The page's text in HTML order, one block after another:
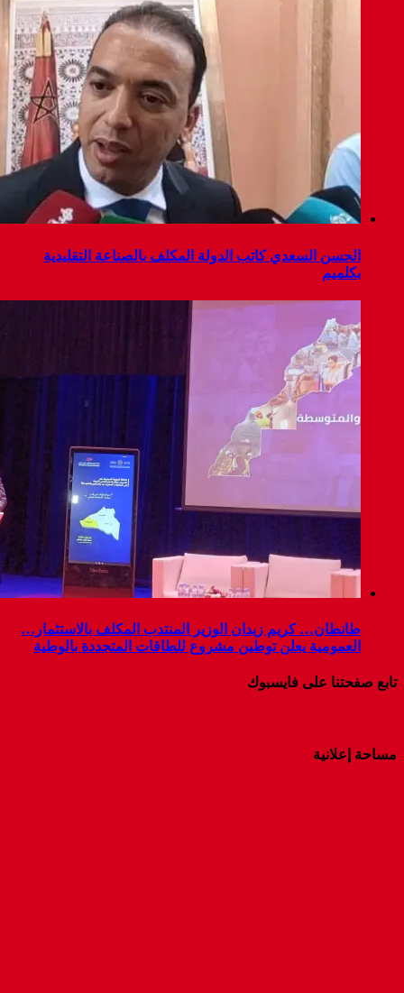
الحسن السعدي كاتب الدولة المكلف بالصناعة التقليدية
بكلميم
طانطان… كريم زيدان الوزير المنتدب المكلف بالاستثمار…
العمومية يعلن توطين مشروع للطاقات المتجددة بالوطية
تابع صفحتنا على فايسبوك
مساحة إعلانية